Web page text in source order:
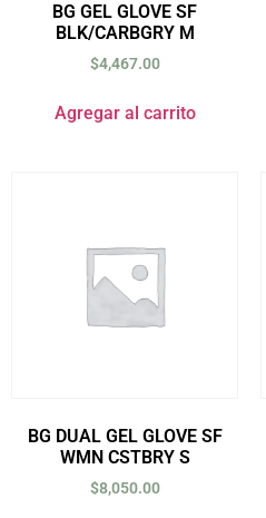
BG GEL GLOVE SF
BLK/CARBGRY M
$4,467.00
Agregar al carrito
BG DUAL GEL GLOVE SF
WMN CSTBRY S
$8,050.00